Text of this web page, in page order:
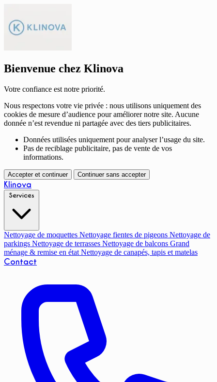
Bienvenue chez Klinova
Votre confiance est notre priorité.
Nous respectons votre vie privée : nous utilisons uniquement des
cookies de mesure d’audience pour améliorer notre site. Aucune
donnée n’est revendue ni partagée avec des tiers publicitaires.
Données utilisées uniquement pour analyser l’usage du site.
Pas de reciblage publicitaire, pas de vente de vos
informations.
Accepter et continuer Continuer sans accepter
Klinova
Nettoyage de moquettes Nettoyage fientes de pigeons Nettoyage de
parkings Nettoyage de terrasses Nettoyage de balcons Grand
ménage & remise en état Nettoyage de canapés, tapis et matelas
Contact